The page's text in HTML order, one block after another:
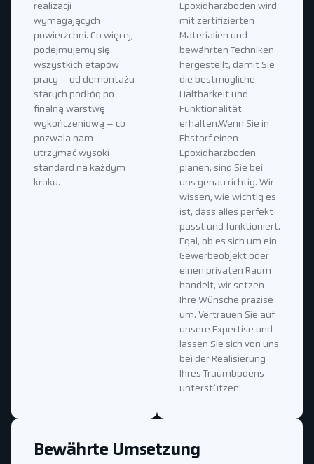
Epoxidharzboden wird
mit zertifizierten
Materialien und
bewährten Techniken
hergestellt, damit Sie
die bestmögliche
Haltbarkeit und
Funktionalität
erhalten.Wenn Sie in
Ebstorf einen
Epoxidharzboden
planen, sind Sie bei
uns genau richtig. Wir
wissen, wie wichtig es
ist, dass alles perfekt
passt und funktioniert.
Egal, ob es sich um ein
Gewerbeobjekt oder
einen privaten Raum
handelt, wir setzen
Ihre Wünsche präzise
um. Vertrauen Sie auf
unsere Expertise und
lassen Sie sich von uns
bei der Realisierung
Ihres Traumbodens
unterstützen!
realizacji
wymagających
powierzchni. Co więcej,
podejmujemy się
wszystkich etapów
pracy – od demontażu
starych podłóg po
finalną warstwę
wykończeniową – co
pozwala nam
utrzymać wysoki
standard na każdym
kroku.
Bewährte Umsetzung